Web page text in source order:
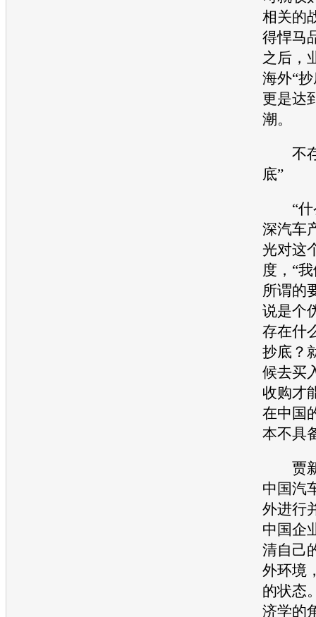
相关的
得悍马
之后，
海外“
更是达
潮。
不存
底”
“什
深汽车
光对这
度，“
所谓的
说是个
存在什
抄底？
候去买
收购才
在中国
本不具
贾新
中国汽
外进行
中国企
清自己
外环境
的状态
济学的